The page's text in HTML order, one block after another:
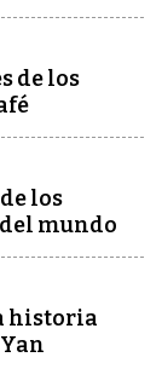
de los
los
mundo
historia